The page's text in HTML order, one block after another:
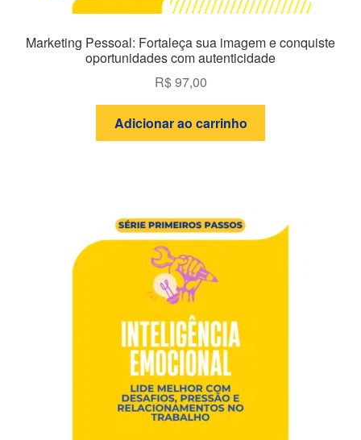
Marketing Pessoal: Fortaleça sua imagem e conquiste
oportunidades com autenticidade
R$97,00
Adicionar ao carrinho